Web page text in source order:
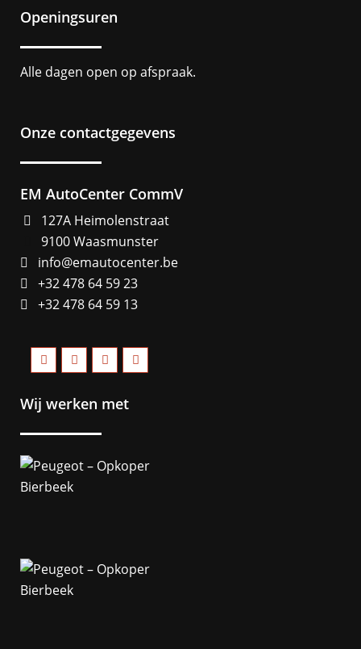
Openingsuren
Alle dagen open op afspraak.
Onze contactgegevens
EM AutoCenter CommV
127A Heimolenstraat
9100 Waasmunster
info@emautocenter.be
+32 478 64 59 23
+32 478 64 59 13
Wij werken met